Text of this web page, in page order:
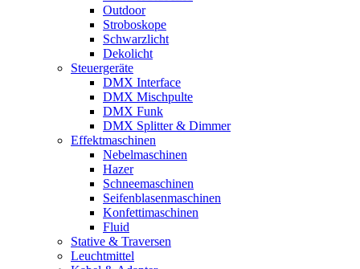
Outdoor
Stroboskope
Schwarzlicht
Dekolicht
Steuergeräte
DMX Interface
DMX Mischpulte
DMX Funk
DMX Splitter & Dimmer
Effektmaschinen
Nebelmaschinen
Hazer
Schneemaschinen
Seifenblasenmaschinen
Konfettimaschinen
Fluid
Stative & Traversen
Leuchtmittel